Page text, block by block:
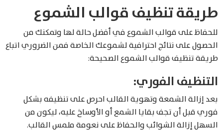
طريقة تنظيف قوالب الشموع
للحفاظ على قوالب الشموع في أفضل حالة لها وتمكنك من
الحصول على نتائج احترافية لشموعك الخاصة فمن الضروري اتباع
طريقة تنظيف قوالب الشموع الصحيحة:
التنظيف الفوري:
بعد إزالة الشمعة وتهوية القالب احرص على تنظيفه بشكل
فوري قبل أن تجف بقايا الشمع أو الأوساخ عليه، ليكون من
السهل إزالة الشوائب والحفاظ على نعومة ملمس القالب.